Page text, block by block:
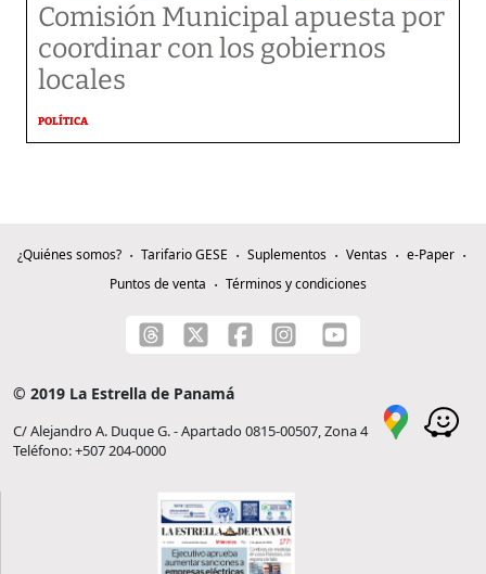
Comisión Municipal apuesta por
coordinar con los gobiernos
locales
POLÍTICA
¿Quiénes somos? Tarifario GESE Suplementos Ventas
e-Paper
Puntos de venta
Términos y condiciones
© 2019 La Estrella de Panamá
C/ Alejandro A. Duque G. - Apartado 0815-00507, Zona 4
Teléfono: +507 204-0000